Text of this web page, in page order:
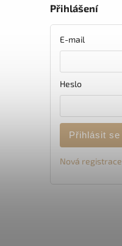
Přihlášení
E-mail
Heslo
Přihlásit se
Nová registrace